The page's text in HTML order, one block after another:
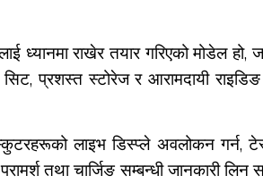
ध्यानमा राखेर तयार गरिएको मोडेल हो,
प्रशस्त स्टोरेज र आरामदायी
लाइभ डिस्प्ले अवलोकन गर्न,
तथा चार्जिङ सम्बन्धी जानकारी